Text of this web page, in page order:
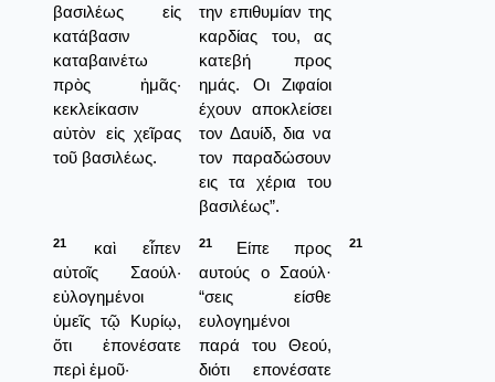
βασιλέως εἰς
κατάβασιν
καταβαινέτω
πρὸς ἡμᾶς·
κεκλείκασιν
αὐτὸν εἰς χεῖρας
τοῦ βασιλέως.
την επιθυμίαν της
καρδίας του, ας
κατεβή προς
ημάς. Οι Ζιφαίοι
έχουν αποκλείσει
τον Δαυίδ, δια να
τον παραδώσουν
εις τα χέρια του
βασιλέως”.
21
καὶ εἶπεν
αὐτοῖς Σαούλ·
εὐλογημένοι
ὑμεῖς τῷ Κυρίῳ,
ὅτι ἐπονέσατε
περὶ ἐμοῦ·
21
Είπε προς
αυτούς ο Σαούλ·
“σεις είσθε
ευλογημένοι
παρά του Θεού,
διότι επονέσατε
21